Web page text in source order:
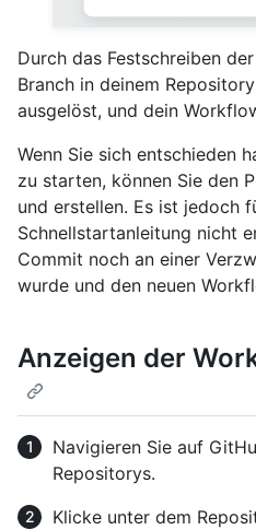
Durch das Festschreiben
Branch in deinem
ausgelöst, und dein
Wenn Sie sich entschieden
zu starten, können Sie den
und erstellen. Es ist jedoch
Schnellstartanleitung nicht
Commit noch an einer
wurde und den neuen
Anzeigen der
Navigieren Sie auf
Repositorys.
Klicke unter dem